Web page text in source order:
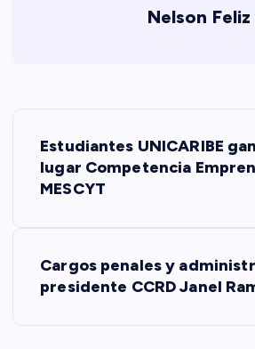
Nelson Feliz
Estudiantes UNICARIBE
lugar Competencia
MESCYT
Cargos penales y
presidente CCRD Janel